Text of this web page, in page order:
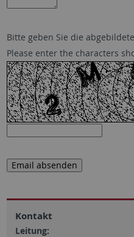
Bitte geben Sie die
Please enter the characters
Kontakt
Leitung: